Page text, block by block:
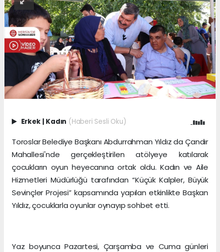
Erkek | Kadın (Haberi Sesli Oku)
Toroslar Belediye Başkanı Abdurrahman Yıldız da Çandır
Mahallesi'nde gerçekleştirilen atölyeye katılarak
çocukların oyun heyecanına ortak oldu. Kadın ve Aile
Hizmetleri Müdürlüğü tarafından “Küçük Kalpler, Büyük
Sevinçler Projesi” kapsamında yapılan etkinlikte Başkan
Yıldız, çocuklarla oyunlar oynayıp sohbet etti.
Yaz boyunca Pazartesi, Çarşamba ve Cuma günleri